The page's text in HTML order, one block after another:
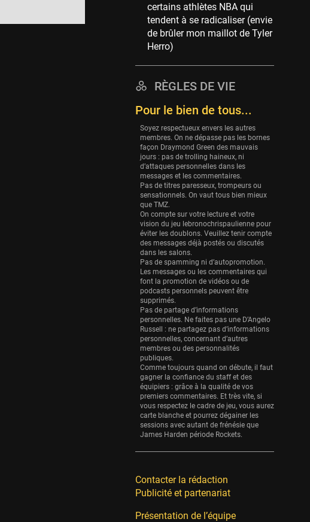
Orlando Magic
36 sessions
Euroleague
34 sessions
32 sessions
Houston Rockets
Washington Wizards
29 sessions
Portland Trail Blazers
27 sessions
Eurobasket
25 sessions
Detroit Pistons
25 sessions
Brooklyn Nets
24 sessions
Sacramento Kings
24 sessions
Utah Jazz
22 sessions
Toronto Raptors
18 sessions
REVERSE
11 sessions
certains athlètes NBA qui
tendent à se radicaliser (envie
de brûler mon maillot de Tyler
Herro)
RÈGLES DE VIE
Pour le bien de tous...
Soyez respectueux envers les autres
membres. On ne dépasse pas les bornes
façon Draymond Green des mauvais
jours : pas de trolling haineux, ni
d’attaques personnelles dans les
messages et les commentaires.
Pas de titres paresseux, trompeurs ou
sensationnels. On vaut tous bien mieux
que TMZ.
On compte sur votre lecture et votre
vision du jeu lebronochrispaulienne pour
éviter les doublons. Veuillez tenir compte
des messages déjà postés ou discutés
dans les salons.
Pas de spamming ni d’autopromotion.
Les messages ou les commentaires qui
font la promotion de vidéos ou de
podcasts personnels peuvent être
supprimés.
Pas de partage d’informations
personnelles. Ne faites pas une D’Angelo
Russell : ne partagez pas d’informations
personnelles, concernant d’autres
membres ou des personnalités
publiques.
Comme toujours quand on débute, il faut
gagner la confiance du staff et des
équipiers : grâce à la qualité de vos
premiers commentaires. Et très vite, si
vous respectez le cadre de jeu, vous aurez
carte blanche et pourrez dégainer les
sessions avec autant de frénésie que
James Harden période Rockets.
Contacter la rédaction
Publicité et partenariat
Présentation de l’équipe